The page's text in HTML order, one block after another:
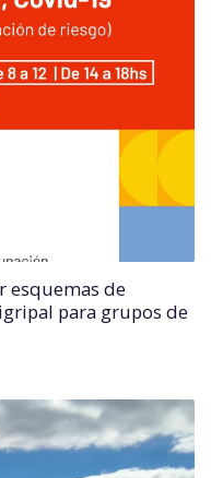
esquemas de
para grupos de